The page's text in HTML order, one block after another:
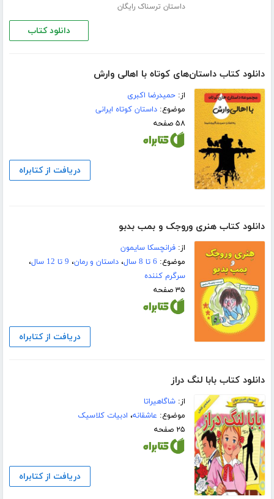
داستان ترسناک رایگان
دانلود کتاب
دانلود کتاب داستان‌های کوتاه با اهالی وارش
از:حمیدرضا اکبری
موضوع:داستان کوتاه ایرانی
۵۸ صفحه
دریافت از کتابراه
دانلود کتاب هنری وروجک و بمب بدبو
از:فرانچسکا سایمون
موضوع: 6 تا 8 سال ،داستان و رمان، 9 تا 12 سال
،
سرگرم کننده
۳۵ صفحه
دریافت از کتابراه
دانلود کتاب بابا لنگ دراز
از:شاگاهیراتا
موضوع: عاشقانه، ادبیات کلاسیک
۲۵ صفحه
دریافت از کتابراه